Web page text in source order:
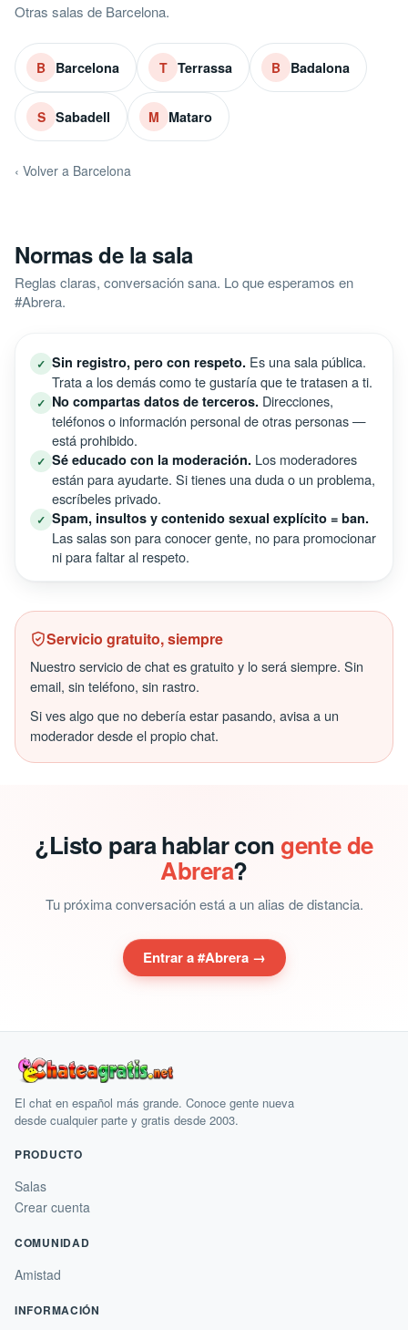
Otras salas de Barcelona.
B Barcelona T Terrassa B Badalona
S Sabadell M Mataro
‹ Volver a Barcelona
Normas de la sala
Reglas claras, conversación sana. Lo que esperamos en
#Abrera.
✓ Sin registro, pero con respeto. Es una sala pública.
Trata a los demás como te gustaría que te tratasen a ti.
✓ No compartas datos de terceros. Direcciones,
teléfonos o información personal de otras personas —
está prohibido.
✓ Sé educado con la moderación. Los moderadores
están para ayudarte. Si tienes una duda o un problema,
escríbeles privado.
✓ Spam, insultos y contenido sexual explícito = ban.
Las salas son para conocer gente, no para promocionar
ni para faltar al respeto.
Servicio gratuito, siempre
Nuestro servicio de chat es gratuito y lo será siempre. Sin
email, sin teléfono, sin rastro.
Si ves algo que no debería estar pasando, avisa a un
moderador desde el propio chat.
¿Listo para hablar con gente de
Abrera?
Tu próxima conversación está a un alias de distancia.
Entrar a #Abrera →
El chat en español más grande. Conoce gente nueva
desde cualquier parte y gratis desde 2003.
PRODUCTO
Salas
Crear cuenta
COMUNIDAD
Amistad
INFORMACIÓN